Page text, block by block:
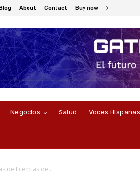
About Contact Buy now
Negocios Salud Voces Hispanas
de licencias de...